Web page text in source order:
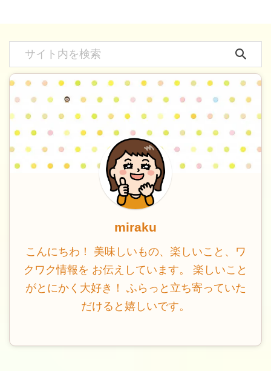
miraku
こんにちわ！ 美味しいもの、楽しいこと、ワ
クワク情報を お伝えしています。 楽しいこと
がとにかく大好き！ ふらっと立ち寄っていた
だけると嬉しいです。